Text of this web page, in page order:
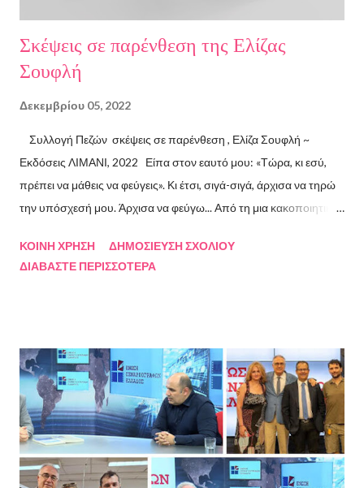
Σκέψεις σε παρένθεση της Ελίζας
Σουφλή
Δεκεμβρίου 05, 2022
Συλλογή Πεζών σκέψεις σε παρένθεση , Ελίζα Σουφλή ~
Εκδόσεις ΛΙΜΑΝΙ, 2022 Είπα στον εαυτό μου: «Τώρα, κι εσύ,
πρέπει να μάθεις να φεύγεις». Κι έτσι, σιγά-σιγά, άρχισα να τηρώ
την υπόσχεσή μου. Άρχισα να φεύγω... Από τη μια κακοποιητική
συμβάσεις ασύμβατες με το εγώ μου, από ταμπέλες που
Σχετικά με την συγγραφέα Η Ελίζα Σουφλή γεννήθηκε το 1989 και
μεγάλωσε στον Πειραιά. Αποφοίτησε από το Τμήμα Νομικής του
Αριστοτελείου Πανεπιστημίου Θεσσαλονίκης. Έχει κάνει επίσης
σπουδές στη μουσική, την ιστορία της τέχνης και τη φιλολογία
στην Ελλάδα και το εξωτερικό. Από το 2008 ασχολείται με την
πολιτιστική δημοσιογραφία και διατηρεί τον πολιτιστικό ιστότοπο
ΚΟΙΝΉ ΧΡΉΣΗ
ΔΗΜΟΣΊΕΥΣΗ ΣΧΟΛΊΟΥ
ΔΙΑΒΆΣΤΕ ΠΕΡΙΣΣΌΤΕΡΑ